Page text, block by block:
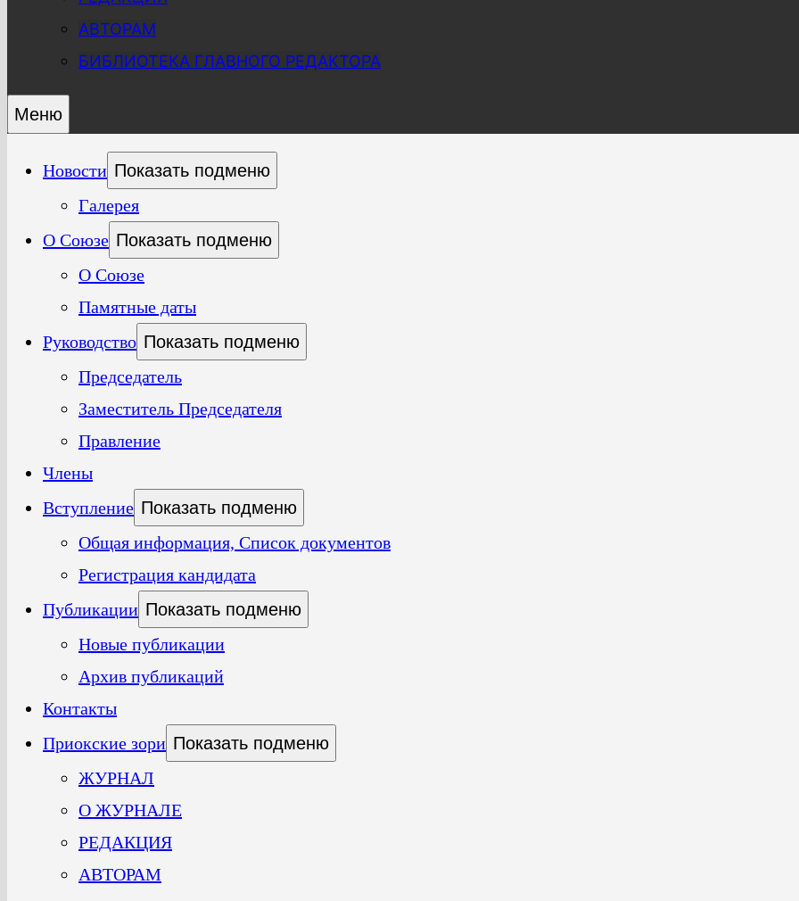
АВТОРАМ
БИБЛИОТЕКА ГЛАВНОГО РЕДАКТОРА
Меню
Новости Показать подменю
Галерея
О Союзе Показать подменю
О Союзе
Памятные даты
Руководство Показать подменю
Председатель
Заместитель Председателя
Правление
Члены
Вступление Показать подменю
Общая информация, Список документов
Регистрация кандидата
Публикации Показать подменю
Новые публикации
Архив публикаций
Контакты
Приокские зори Показать подменю
ЖУРНАЛ
О ЖУРНАЛЕ
РЕДАКЦИЯ
АВТОРАМ